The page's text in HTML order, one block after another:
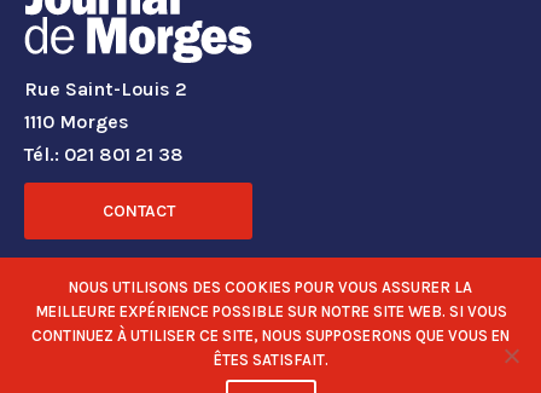
Rue Saint-Louis 2
1110 Morges
Tél.: 021 801 21 38
CONTACT
RÉSEAUX SOCIAUX
NOUS UTILISONS DES COOKIES POUR VOUS ASSURER LA
MEILLEURE EXPÉRIENCE POSSIBLE SUR NOTRE SITE WEB. SI VOUS
CONTINUEZ À UTILISER CE SITE, NOUS SUPPOSERONS QUE VOUS EN
ÊTES SATISFAIT.